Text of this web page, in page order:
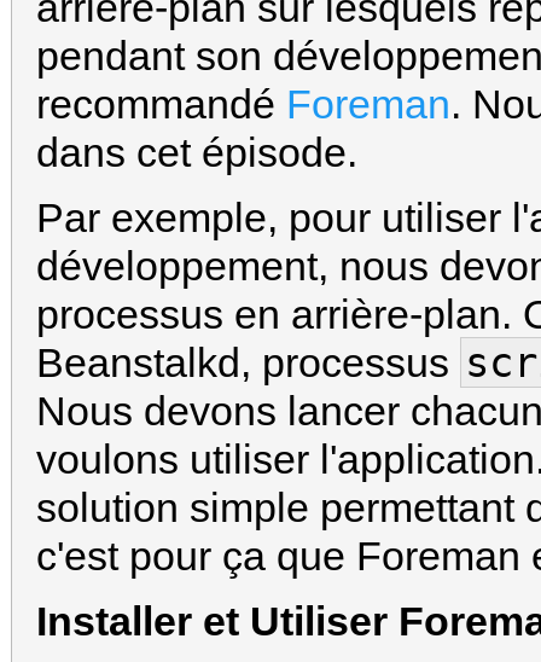
pendant son
recommandé Foreman.
dans cet épisode.
Par exemple, pour utiliser
développement, nous
processus en arrière-plan.
Beanstalkd, processus
Nous devons lancer
voulons utiliser
solution simple permettant
c'est pour ça que Foreman
Installer et Utiliser